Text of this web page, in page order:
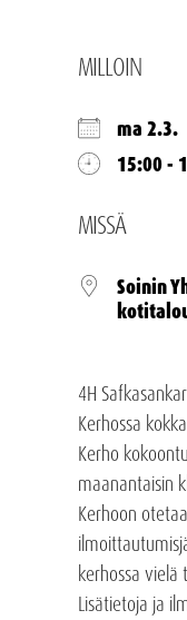
MILLOIN
ma 2.3.
15:00 -
MISSÄ
Soinin
4H
Kerhossa
Kerho
maanantaisin
Kerhoon
kerhossa vielä
Lisätietoja ja